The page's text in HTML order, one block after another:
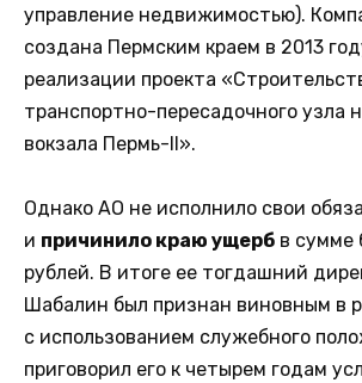
управление недвижимостью).
создана Пермским краем в 2013
реализации проекта
транспортно-пересадочного узла
вокзала Пермь-II».
Однако АО не исполнило свои
и причинило краю ущерб в сумме
рублей. В итоге ее тогдашний
Шабалин был признан виновным в
с использованием служебного
приговорил его к четырем годам